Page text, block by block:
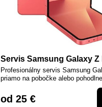
Servis Samsung Galaxy Z
Profesionálny servis Samsung
priamo na pobočke alebo
od 25 €